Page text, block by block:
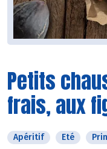
Petits
frais, aux
Apéritif Eté